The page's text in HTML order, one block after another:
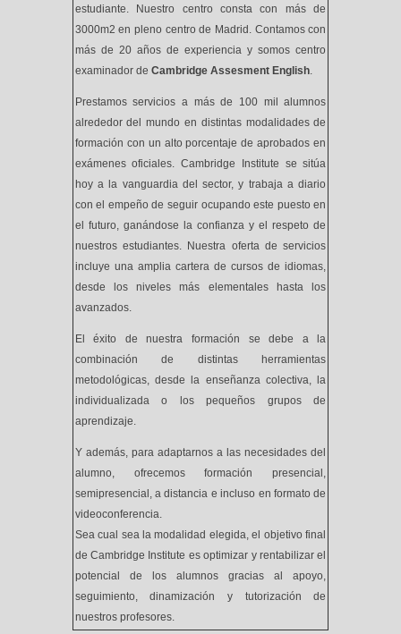
estudiante. Nuestro centro consta con más de
3000m2 en pleno centro de Madrid. Contamos con
más de 20 años de experiencia y somos centro
examinador de Cambridge Assesment English.
Prestamos servicios a más de 100 mil alumnos
alrededor del mundo en distintas modalidades de
formación con un alto porcentaje de aprobados en
exámenes oficiales. Cambridge Institute se sitúa
hoy a la vanguardia del sector, y trabaja a diario
con el empeño de seguir ocupando este puesto en
el futuro, ganándose la confianza y el respeto de
nuestros estudiantes. Nuestra oferta de servicios
incluye una amplia cartera de cursos de idiomas,
desde los niveles más elementales hasta los
avanzados.
El éxito de nuestra formación se debe a la
combinación de distintas herramientas
metodológicas, desde la enseñanza colectiva, la
individualizada o los pequeños grupos de
aprendizaje.
Y además, para adaptarnos a las necesidades del
alumno, ofrecemos formación presencial,
semipresencial, a distancia e incluso en formato de
videoconferencia.
Sea cual sea la modalidad elegida, el objetivo final
de Cambridge Institute es optimizar y rentabilizar el
potencial de los alumnos gracias al apoyo,
seguimiento, dinamización y tutorización de
nuestros profesores.